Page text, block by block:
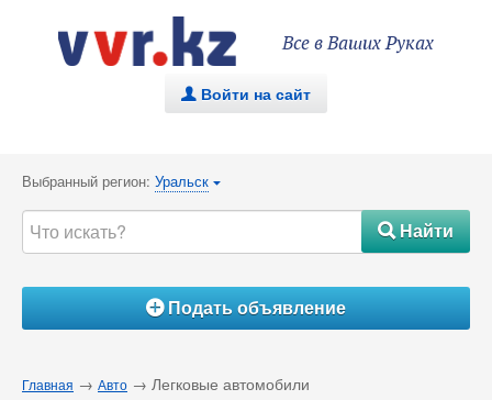
Все в Ваших Руках
. Войти на сайт
Выбранный регион: Уральск {
#Найти
ÁПодать объявление
Главная → Авто → Легковые автомобили